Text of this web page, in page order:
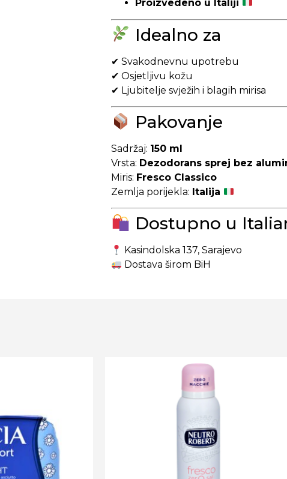
Proizvedeno u Italiji
Idealno za
✔ Svakodnevnu upotrebu
✔ Osjetljivu kožu
✔ Ljubitelje svježih i blagih mirisa
Pakovanje
Sadržaj: 150 ml
Vrsta: Dezodorans sprej bez
Miris: Fresco Classico
Zemlja porijekla: Italija
Dostupno u
Kasindolska 137, Sarajevo
Dostava širom BiH